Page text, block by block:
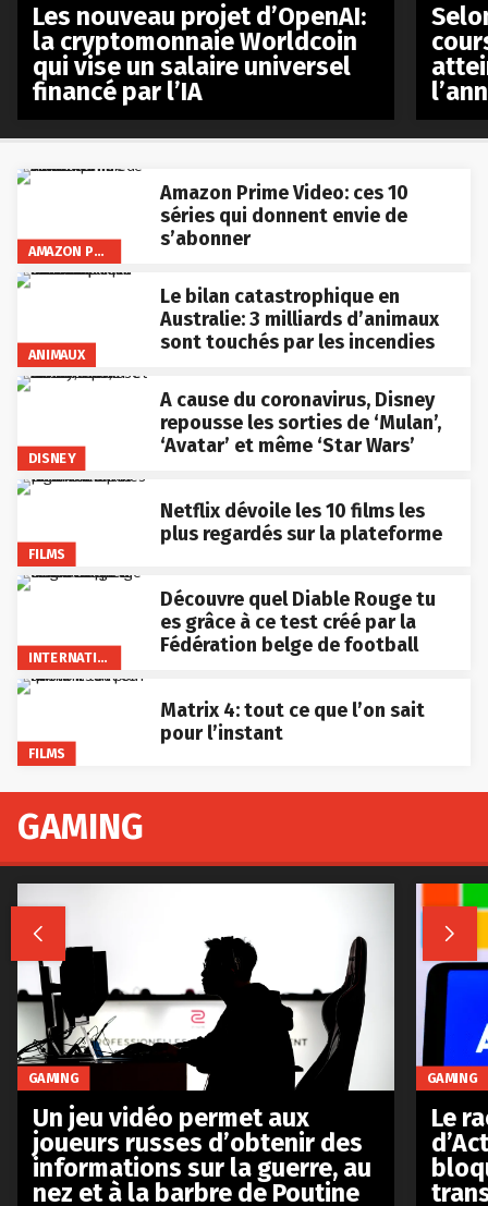
AMAZON PRIME VIDEO
Amazon Prime Video: ces 10
séries qui donnent envie de
s’abonner
ANIMAUX
Le bilan catastrophique en
Australie: 3 milliards d’animaux
sont touchés par les incendies
DISNEY
A cause du coronavirus, Disney
repousse les sorties de ‘Mulan’,
‘Avatar’ et même ‘Star Wars’
FILMS
Netflix dévoile les 10 films les
plus regardés sur la plateforme
INTERNATIONAL
Découvre quel Diable Rouge tu
es grâce à ce test créé par la
Fédération belge de football
FILMS
Matrix 4: tout ce que l’on sait
pour l’instant
Les nouveau projet d’OpenAI:
la cryptomonnaie Worldcoin
qui vise un salaire universel
financé par l’IA
GAMING
 
GAMING
Un jeu vidéo permet aux
joueurs russes d’obtenir des
informations sur la guerre, au
nez et à la barbre de Poutine
GAMING
Le